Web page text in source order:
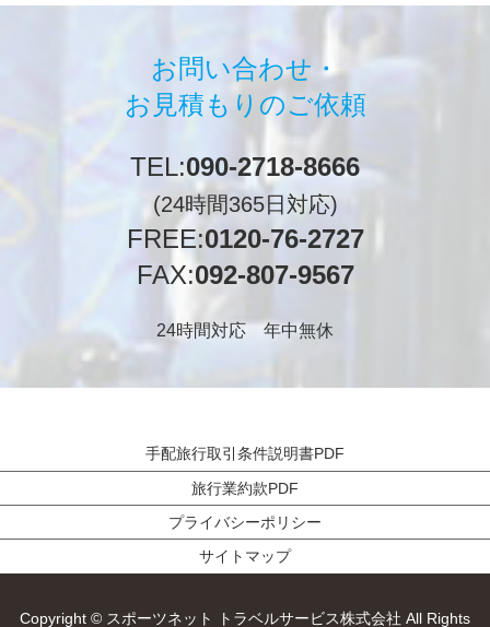
お問い合わせ・
お見積もりのご依頼
TEL:090-2718-8666
(24時間365日対応)
FREE:0120-76-2727
FAX:092-807-9567
24時間対応 年中無休
手配旅行取引条件説明書PDF
旅行業約款PDF
プライバシーポリシー
サイトマップ
Copyright © スポーツネット トラベルサービス株式会社 All Rights